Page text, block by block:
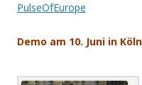
PulseOfEurope
Demo am 10. Juni in Köln